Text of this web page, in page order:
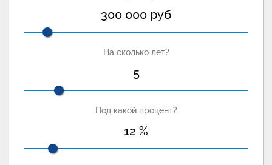
300 000 руб
На сколько лет?
5
Под какой процент?
12 %